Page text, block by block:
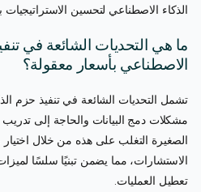
الذكاء الاصطناعي لتحسين
ما هي التحديات الشائعة في
الاصطناعي بأسعار معقولة؟
تشمل التحديات الشائعة في تنفيذ حزم
مشكلات دمج البيانات والحاجة إلى
الصغيرة التغلب على هذه من خلال
الاستشارات، مما يضمن تبنيًا سلسًا
تعطيل العمليات.